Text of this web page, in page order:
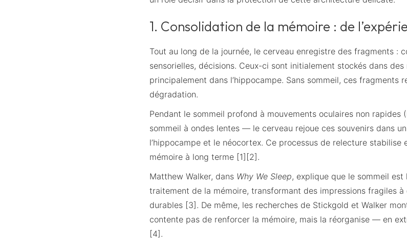
1. Consolidation de la mémoire : de
Tout au long de la journée, le cerveau enregistre des fragments :
sensorielles, décisions. Ceux-ci sont initialement stockés dans des
principalement dans l’hippocampe. Sans sommeil, ces fragments
dégradation.
Pendant le sommeil profond à mouvements oculaires non
sommeil à ondes lentes — le cerveau rejoue ces souvenirs dans
l’hippocampe et le néocortex. Ce processus de relecture stabilise
mémoire à long terme [1][2].
Matthew Walker, dans Why We Sleep, explique que le sommeil
traitement de la mémoire, transformant des impressions fragiles
durables [3]. De même, les recherches de Stickgold et Walker
contente pas de renforcer la mémoire, mais la réorganise — en
[4].